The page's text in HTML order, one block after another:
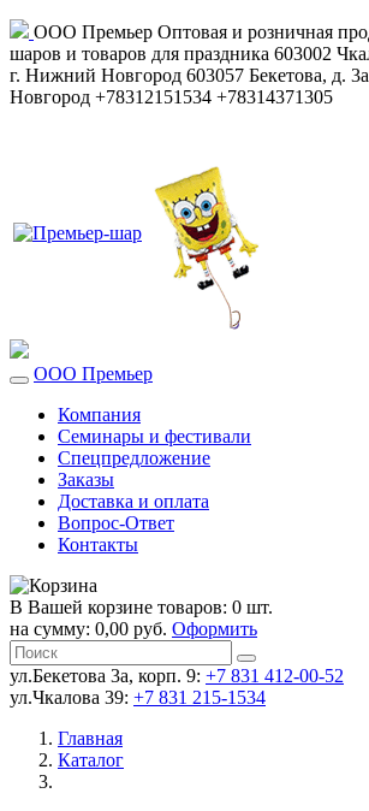
ООО Премьер Оптовая и розничная
шаров и товаров для праздника 603002
г. Нижний Новгород 603057 Бекетова, д. 3а
Новгород +78312151534 +78314371305
ООО Премьер
Компания
Семинары и фестивали
Спецпредложение
Заказы
Доставка и оплата
Вопрос-Ответ
Контакты
В Вашей корзине товаров: 0 шт.
на сумму: 0,00 руб. Оформить
ул.Бекетова 3а, корп. 9: +7 831 412-00-52
ул.Чкалова 39: +7 831 215-1534
Главная
Каталог